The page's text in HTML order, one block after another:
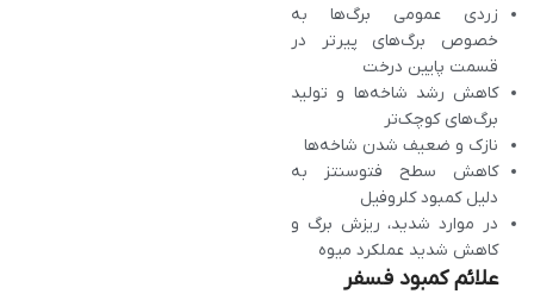
زردی عمومی برگ‌ها به‌
خصوص برگ‌های پیرتر در
قسمت پایین درخت
کاهش رشد شاخه‌ها و تولید
برگ‌های کوچک‌تر
نازک و ضعیف شدن شاخه‌ها
کاهش سطح فتوسنتز به
دلیل کمبود کلروفیل
در موارد شدید، ریزش برگ و
کاهش شدید عملکرد میوه
علائم کمبود فسفر